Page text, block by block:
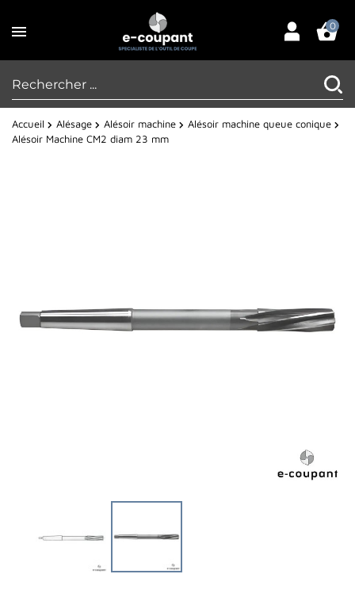
0
Accueil Alésage Alésoir machine
Alésoir machine queue conique
Alésoir Machine CM2 diam 23 mm